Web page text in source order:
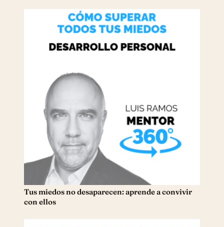
Tus miedos no desaparecen: aprende a convivir
con ellos